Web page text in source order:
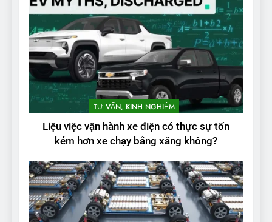
TƯ VẤN, KINH NGHIỆM
Liệu việc vận hành xe điện có thực sự tốn
kém hơn xe chạy bằng xăng không?
2
Test quãng đường thực tế
bố từ nhà sản xuất
THỬ NGHIỆM PHẠM VI PIN
3
Thử nghiệm phạm vi thực tế
của Tesla Model 3 LR 2024
THỬ NGHIỆM PHẠM VI PIN